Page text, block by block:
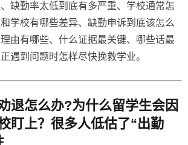
缺勤率太低到底有多严重、学校通常怎
学校有哪些差异、缺勤申诉到底该怎么
由有哪些、什么证据最关键、哪些话最
遇到问题时怎样尽快挽救学业。
退怎么办?为什么留学生会因
盯上？很多人低估了“出勤